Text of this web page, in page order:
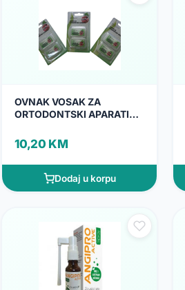
OVNAK VOSAK ZA
ORTODONTSKI APARATIC S
10,20 KM
Dodaj u korpu